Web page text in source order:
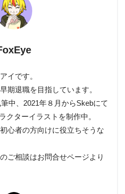
イです。
期退職を目指しています。
中、2021年８月からSkebにて
クターイラストを制作中。
心者の方向けに役立ちそうな
ご相談はお問合せページより